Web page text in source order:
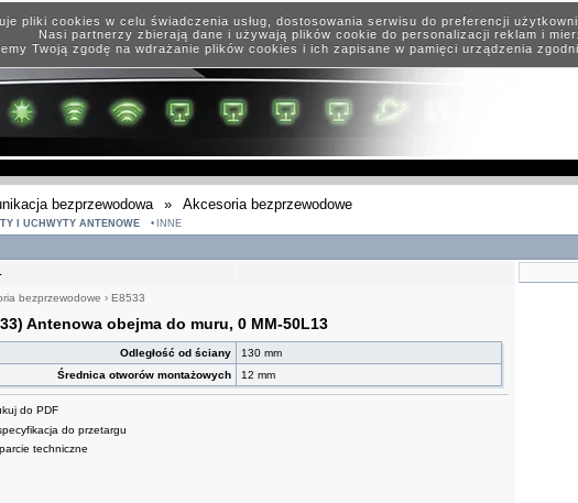
pliki cookies w celu świadczenia usług, dostosowania serwisu do preferencji
Nasi partnerzy zbierają dane i używają plików cookie do personalizacji reklam i
Twoją zgodę na wdrażanie plików cookies i ich zapisane w pamięci urządzenia
bezprzewodowa » Akcesoria bezprzewodowe
I UCHWYTY ANTENOWE INNE
bezprzewodowe › E8533
Antenowa obejma do muru, 0 MM-50L13
Odległość od ściany
130 mm
Średnica otworów montażowych
12 mm
do PDF
do przetargu
techniczne